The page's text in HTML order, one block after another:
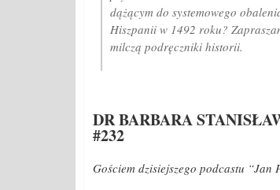
dążącym do systemowego
Hiszpanii w 1492 roku?
milczą podręczniki historii.
DR BARBARA
#232
Gościem dzisiejszego podcastu “Jan